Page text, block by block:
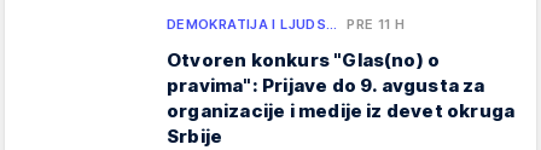
DEMOKRATIJA I LJUDS… PRE 11 H
Otvoren konkurs "Glas(no) o
pravima": Prijave do 9. avgusta za
organizacije i medije iz devet okruga
Srbije